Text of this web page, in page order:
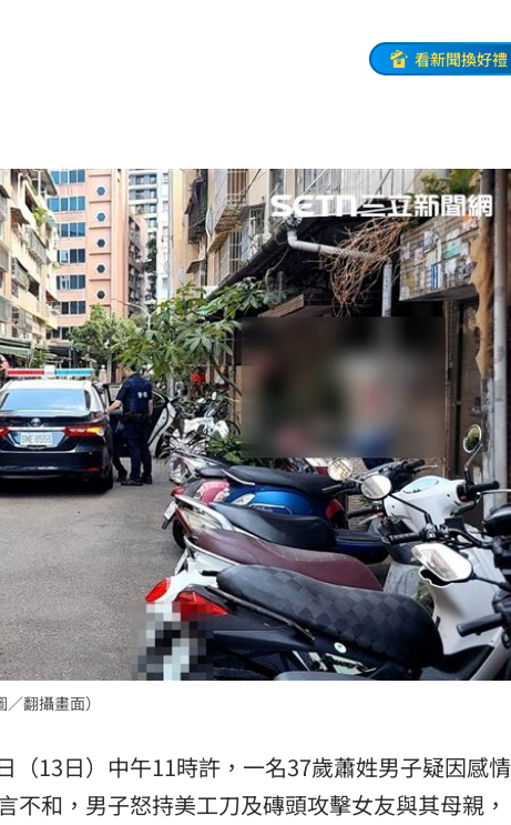
04:02
03:04
02:30
看新聞換好禮
翻攝畫面）
（13日）中午11時許，一名37歲蕭姓男子疑因感情
不和，男子怒持美工刀及磚頭攻擊女友與其母親，